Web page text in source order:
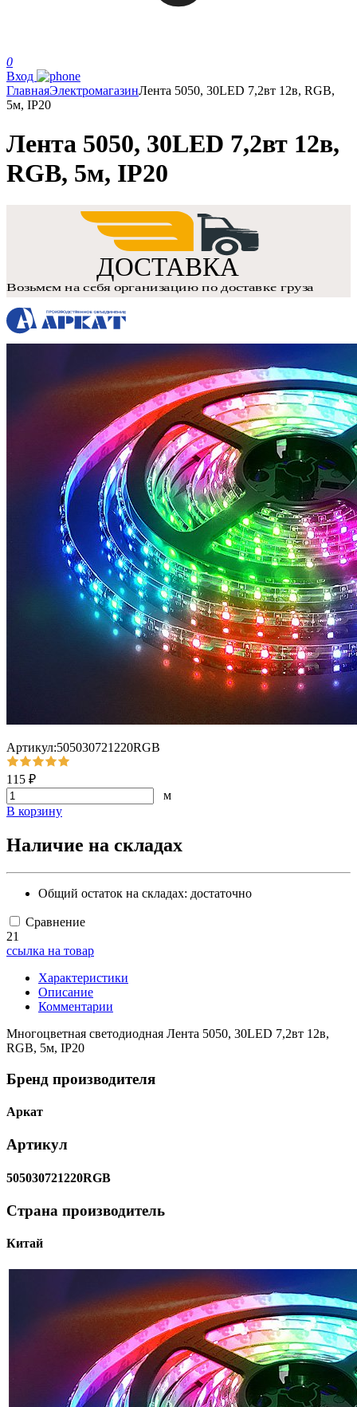
0
Вход
ГлавнаяЭлектромагазинЛента 5050, 30LED 7,2вт 12в, RGB,
5м, IP20
Лента 5050, 30LED 7,2вт 12в,
RGB, 5м, IP20
Артикул:505030721220RGB
115 ₽
м
В корзину
Наличие на складах
Общий остаток на складах: достаточно
Сравнение
21
ссылка на товар
Характеристики
Описание
Комментарии
Многоцветная светодиодная Лента 5050, 30LED 7,2вт 12в,
RGB, 5м, IP20
Бренд производителя
Аркат
Артикул
505030721220RGB
Страна производитель
Китай